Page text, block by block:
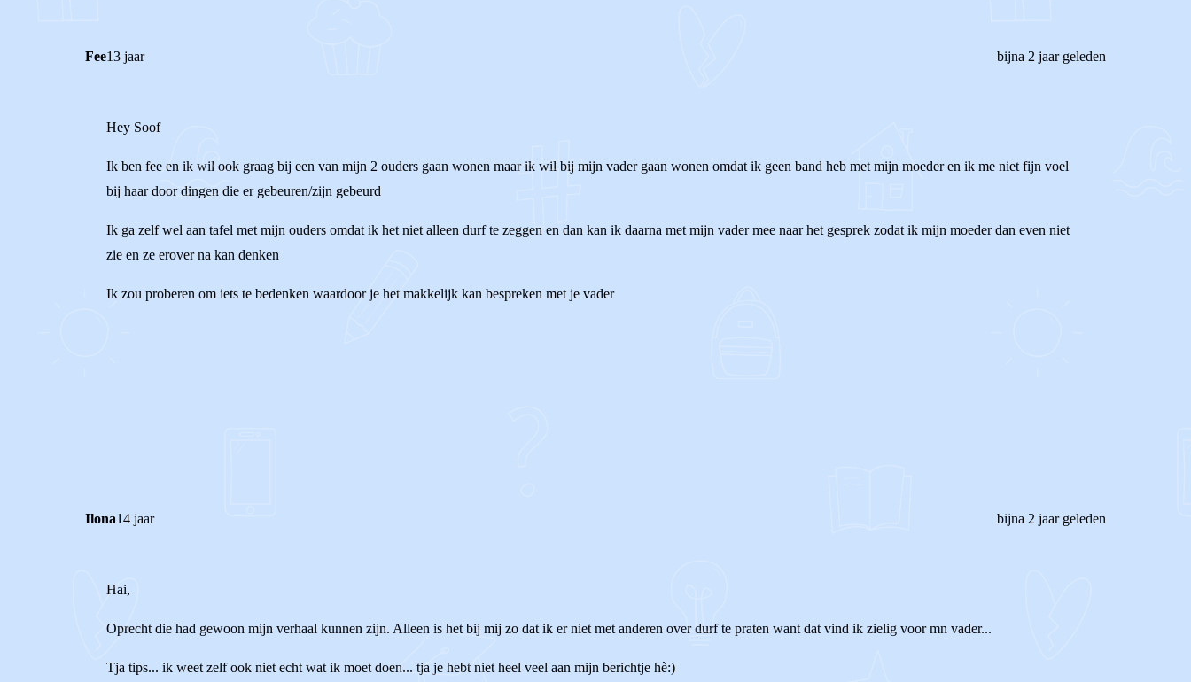
Fee13 jaar bijna 2 jaar geleden
Hey Soof
Ik ben fee en ik wil ook graag bij een van mijn 2 ouders gaan wonen maar ik wil bij mijn vader gaan wonen omdat ik geen band heb met mijn moeder en ik me niet fijn voel
bij haar door dingen die er gebeuren/zijn gebeurd
Ik ga zelf wel aan tafel met mijn ouders omdat ik het niet alleen durf te zeggen en dan kan ik daarna met mijn vader mee naar het gesprek zodat ik mijn moeder dan even niet
zie en ze erover na kan denken
Ik zou proberen om iets te bedenken waardoor je het makkelijk kan bespreken met je vader
Ilona14 jaar bijna 2 jaar geleden
Hai,
Oprecht die had gewoon mijn verhaal kunnen zijn. Alleen is het bij mij zo dat ik er niet met anderen over durf te praten want dat vind ik zielig voor mn vader...
Tja tips... ik weet zelf ook niet echt wat ik moet doen... tja je hebt niet heel veel aan mijn berichtje hè:)